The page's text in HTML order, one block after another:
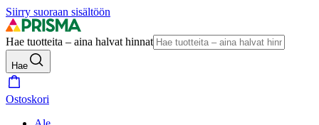
Siirry suoraan sisältöön
Hae tuotteita – aina halvat hinnat
Hae
Ostoskori